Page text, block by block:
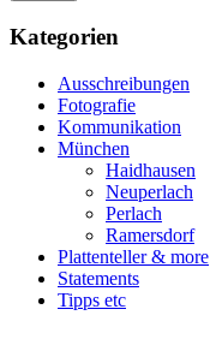
Kategorien
Ausschreibungen
Fotografie
Kommunikation
München
Haidhausen
Neuperlach
Perlach
Ramersdorf
Plattenteller & more
Statements
Tipps etc